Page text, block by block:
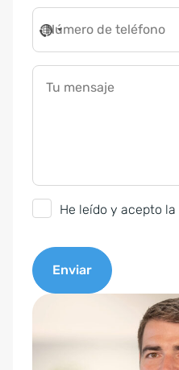
Número de teléfono
Tu mensaje
n
s
e
He leído y acepto la
Enviar
A